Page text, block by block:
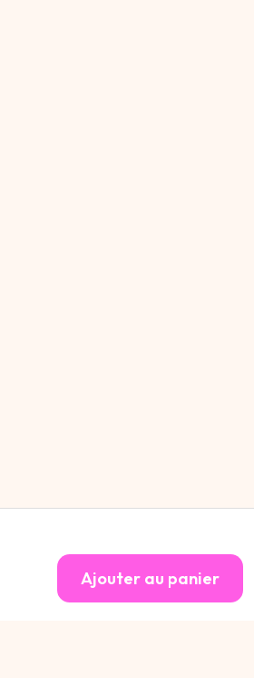
Ajouter au panier